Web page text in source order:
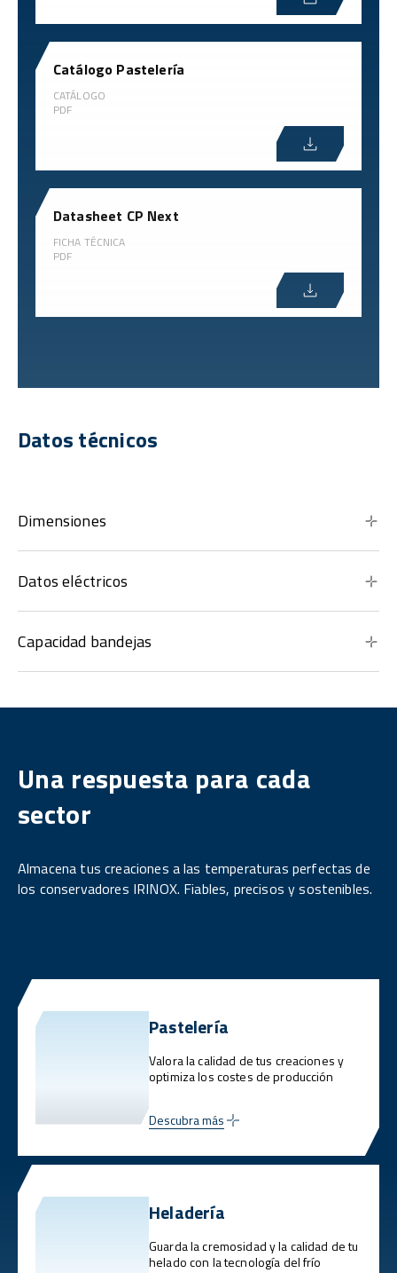
Catálogo Pastelería
CATÁLOGO
PDF
Datasheet CP Next
FICHA TÉCNICA
PDF
Datos técnicos
Dimensiones
Datos eléctricos
Capacidad bandejas
Una respuesta para cada
sector
Almacena tus creaciones a las temperaturas perfectas de
los conservadores IRINOX. Fiables, precisos y sostenibles.
Pastelería
Valora la calidad de tus creaciones y
optimiza los costes de producción
Descubra más
Heladería
Guarda la cremosidad y la calidad de tu
helado con la tecnología del frío